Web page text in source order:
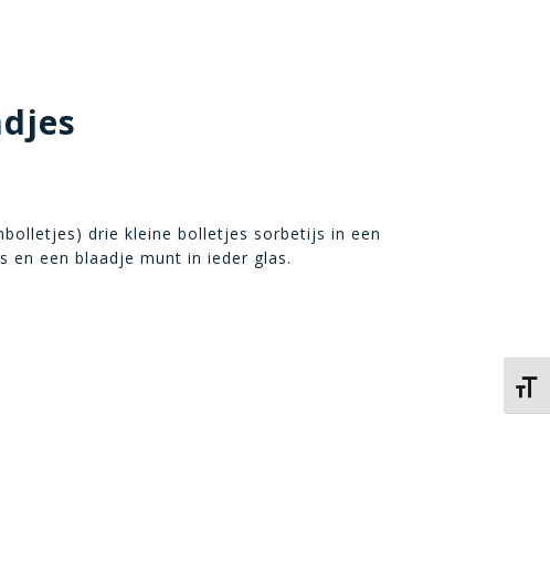
drie kleine bolletjes sorbetijs in een
en een blaadje munt in ieder glas.